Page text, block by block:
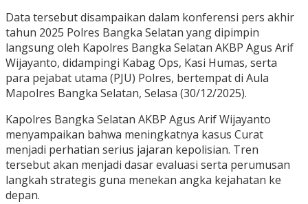
Data tersebut disampaikan dalam konferensi pers akhir
tahun 2025 Polres Bangka Selatan yang dipimpin
langsung oleh Kapolres Bangka Selatan AKBP Agus Arif
Wijayanto, didampingi Kabag Ops, Kasi Humas, serta
para pejabat utama (PJU) Polres, bertempat di Aula
Mapolres Bangka Selatan, Selasa (30/12/2025).
Kapolres Bangka Selatan AKBP Agus Arif Wijayanto
menyampaikan bahwa meningkatnya kasus Curat
menjadi perhatian serius jajaran kepolisian. Tren
tersebut akan menjadi dasar evaluasi serta perumusan
langkah strategis guna menekan angka kejahatan ke
depan.